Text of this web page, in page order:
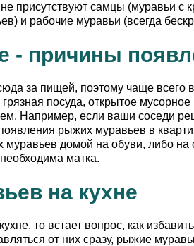
присутствуют самцы (муравьи с
и рабочие муравьи (всегда
- причины
за пищей, поэтому чаще всего
посуда, открытое мусорное
Например, если ваши соседи
рыжих муравьев в
муравьев домой на обуви, либо на
матка.
на кухне
то встает вопрос, как
от них сразу, рыжие